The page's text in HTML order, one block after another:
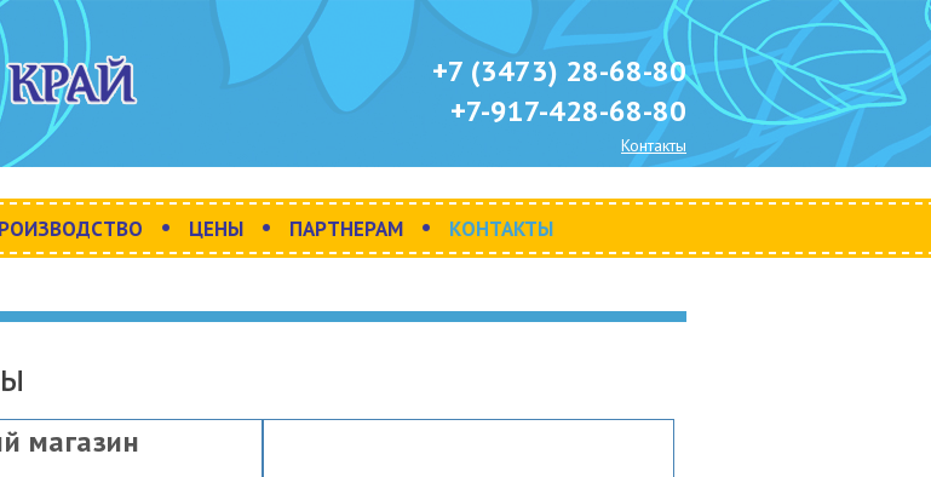
+7 (3473) 28-68-80
+7-917-428-68-80
Контакты
• ЦЕНЫ • ПАРТНЕРАМ • КОНТАКТЫ
магазин